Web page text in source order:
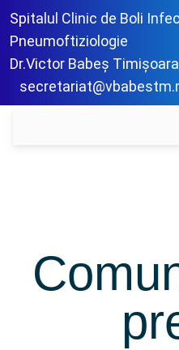
Spitalul Clinic de Boli
Pneumoftiziologie
Dr.Victor Babeș Timișoara